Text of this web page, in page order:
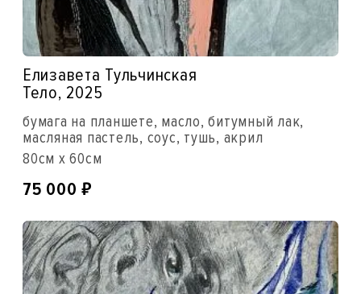
Елизавета Тульчинская
Тело, 2025
бумага на планшете, масло, битумный лак,
масляная пастель, соус, тушь, акрил
80см x 60см
75 000₽